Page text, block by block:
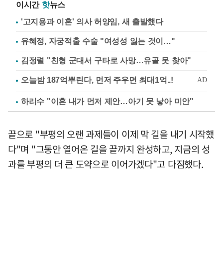
이시간 핫뉴스
'고지용과 이혼' 의사 허양임, 새 출발했다
유혜정, 자궁적출 수술 "여성성 잃는 것이…"
김정렬 "친형 군대서 구타로 사망…유골 못 찾아"
하리수 "이혼 내가 먼저 제안…아기 못 낳아 미안"
끝으로 "부평의 오랜 과제들이 이제 막 길을 내기 시작했
다"며 "그동안 열어온 길을 끝까지 완성하고, 지금의 성
과를 부평의 더 큰 도약으로 이어가겠다"고 다짐했다.